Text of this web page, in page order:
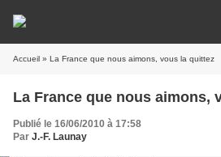
Accueil » La France que nous aimons, vous la quittez
La France que nous aimons,
Publié le 16/06/2010 à 17:58
Par J.-F. Launay